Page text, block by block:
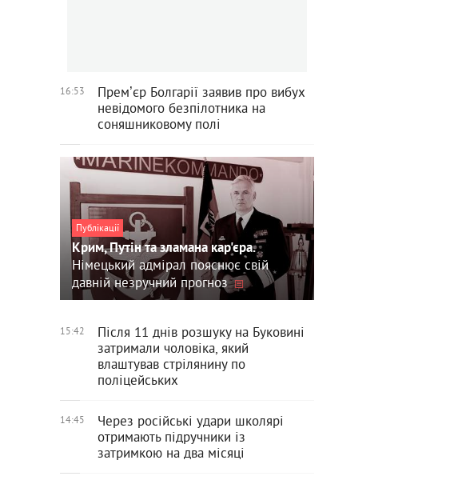
16:53
Премʼєр Болгарії заявив про вибух
невідомого безпілотника на
соняшниковому полі
Публікації
Крим, Путін та зламана кар'єра.
Німецький адмірал пояснює свій
давній незручний прогноз
15:42
Після 11 днів розшуку на Буковині
затримали чоловіка, який
влаштував стрілянину по
поліцейських
14:45
Через російські удари школярі
отримають підручники із
затримкою на два місяці